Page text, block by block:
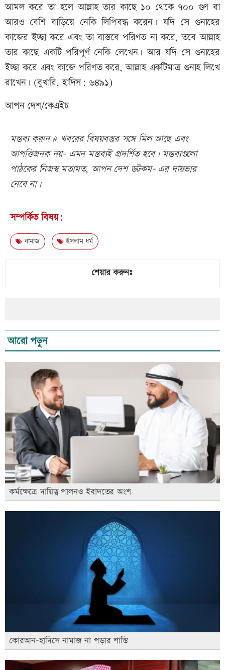
আমল করে তা হলে আল্লাহ তার কাছে ১০ থেকে ৭০০ গুণ বা
আরও বেশি বাড়িয়ে নেকি লিপিবদ্ধ করেন। যদি সে গুনাহের
কাজের ইচ্ছা করে এবং তা বাস্তবে পরিণত না করে, তবে আল্লাহ
তার কাছে একটি পরিপূর্ণ নেকি লেখেন। আর যদি সে গুনাহের
ইচ্ছা করে এবং কাজে পরিণত করে, আল্লাহ একটিমাত্র গুনাহ লিখে
রাখেন। (বুখারি, হাদিস: ৬৪৯১)
আপন দেশ/কেএইচ
মন্তব্য করুন # খবরের বিষয়বস্তুর সঙ্গে মিল আছে এবং
আপত্তিজনক নয়- এমন মন্তব্যই প্রদর্শিত হবে। মন্তব্যগুলো
পাঠকের নিজস্ব মতামত, আপন দেশ ডটকম- এর দায়ভার
নেবে না।
সম্পর্কিত বিষয়:
নামাজ ইসলাম ধর্ম
শেয়ার করুনঃ
আরো পড়ুন
কর্মক্ষেত্রে দায়িত্ব পালনও ইবাদতের অংশ
কোরআন-হাদিসে নামাজ না পড়ার শাস্তি